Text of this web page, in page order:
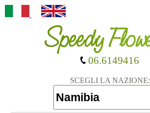
SCEGLI LA NAZIONE:
06.6149416